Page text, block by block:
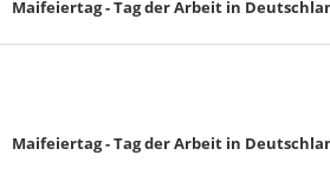
Maifeiertag - Tag der Arbeit in
Maifeiertag - Tag der Arbeit in